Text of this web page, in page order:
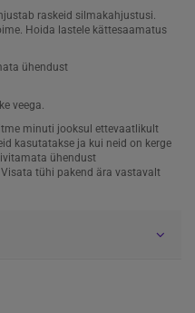
raskeid silmakahjustusi.
Hoida lastele kättesaamatus
ühendust
veega.
minuti jooksul ettevaatlikult
kasutatakse ja kui neid on kerge
ühendust
Visata tühi pakend ära vastavalt